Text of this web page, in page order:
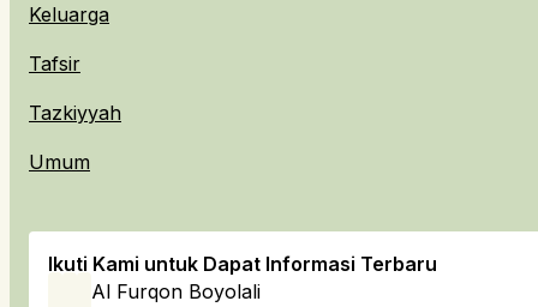
Keluarga
Tafsir
Tazkiyyah
Umum
Ikuti Kami untuk Dapat Informasi Terbaru
Al Furqon Boyolali